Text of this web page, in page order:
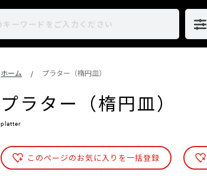
ホーム / プラター（楕円皿）
プラター（楕円皿）
platter
このページのお気に入りを一括登録